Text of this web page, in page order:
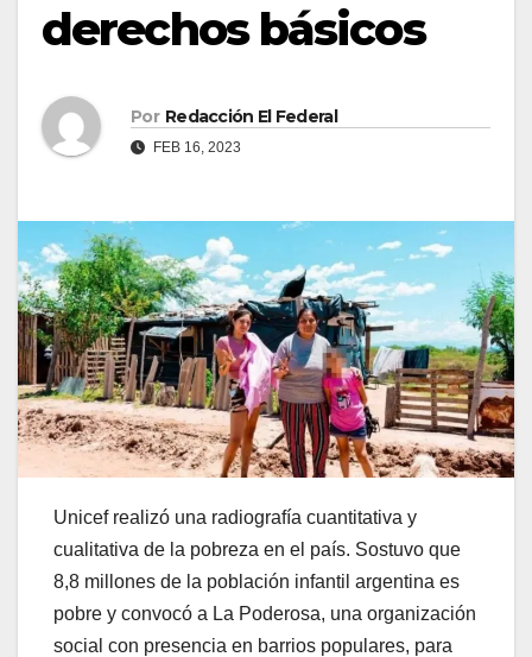
derechos básicos
Por Redacción El Federal
FEB 16, 2023
Unicef realizó una radiografía cuantitativa y
cualitativa de la pobreza en el país. Sostuvo que
8,8 millones de la población infantil argentina es
pobre y convocó a La Poderosa, una organización
social con presencia en barrios populares, para